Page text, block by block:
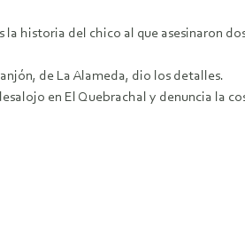
la historia del chico al que asesinaron
de La Alameda, dio los detalles.
en El Quebrachal y denuncia la